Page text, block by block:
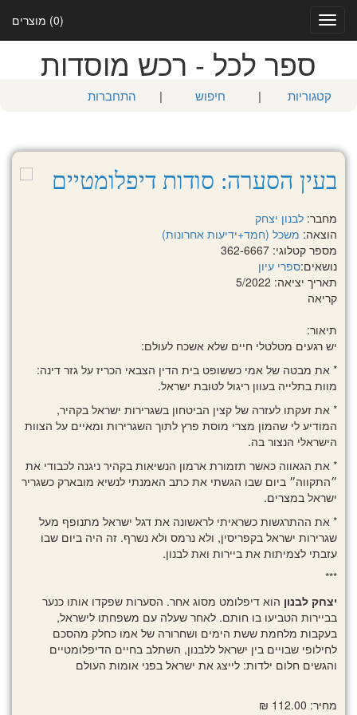
(0) מוצרים
Toggle
navigation
ספר לכל - רכש מוסדות
קטגוריות | חיפוש | התחברות
בעין הסערה: סודות דיפלומטיים
מחבר: לבנון יצחק
הוצאה: משכל (חמד+ידיעות אחרונות)
מספר קטלוגי: 362-6667
נושאים:ספרי עיון
תאריך יציאה: 5/2022
קריאה
תיאור:
יש רגעים מטלטלי חיים שלא אשכח לעולם:
* את מבטה של אמי כששופט בית הדין הצבאי הכריז על גזר דינה:
מוות בתלייה בעוון ריגול לטובת ישראל.
* את זעקתו לעזרה של קצין הביטחון בשגרירות ישראל בקהיר,
המודיע לי שהמון מצרי מוסת פרץ לתוך השגרירות ומאיים על הצוות
הישראלי הנצור בה.
* את הגאווה כאשר תזמורת ארמון הנשיאות בקהיר ניגנה לכבודי את
״התקווה״ ביום שבו הגשתי את כתב האמנתי לנשיא מובארק כשגריר
ישראל במצרים.
* את ההתרגשות כשראיתי לראשונה את דגל ישראל מתנופף מעל
שגרירות ישראל בקפריסין, ולא נרמס ולא נשרף. זה היה ביום שבו
עזבתי לצמיתות את ביירות ואת לבנון.
***
יצחק לבנון הוא דיפלומט מסוג אחר. הסערות שפקדו אותו כנער
בביירות הטביעו בו חותם. לאחר שעלה עם משפחתו לישראל,
בעקבות מלחמת ששת הימים ושחרורה של אמו כחלק מהסכם
לחילופי שבויים בין ישראל ללבנון, השתלב בחיים הדיפלומטיים
והגשים חלום ילדות: לייצג את ישראל בפני אומות העולם
מחיר: 112.00 ₪